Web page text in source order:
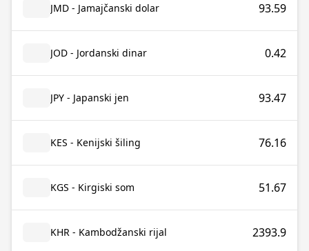
JMD - Jamajčanski dolar 93.59
JOD - Jordanski dinar 0.42
JPY - Japanski jen 93.47
KES - Kenijski šiling 76.16
KGS - Kirgiski som 51.67
KHR - Kambodžanski rijal 2393.9